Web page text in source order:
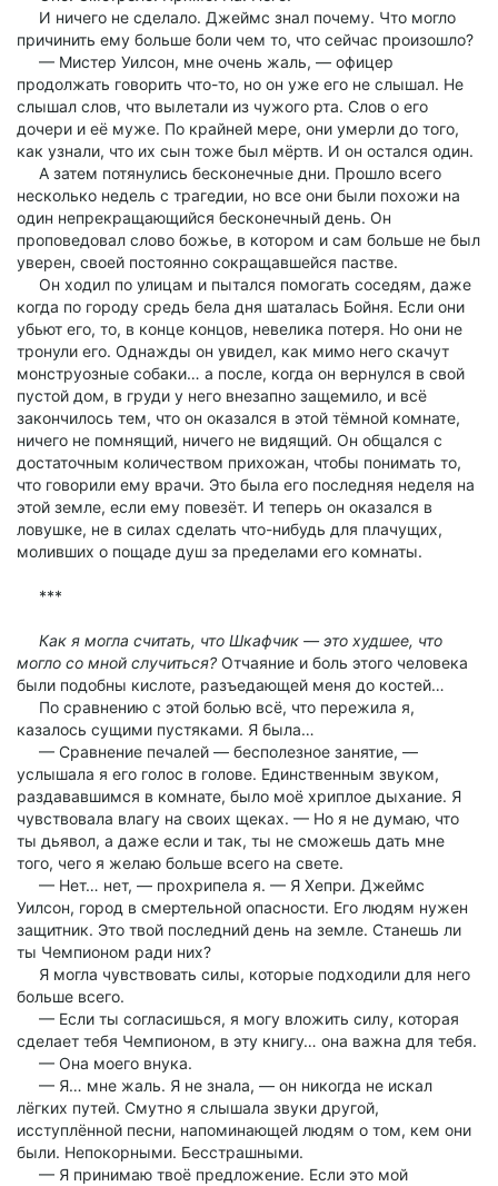
И ничего не сделало. Джеймс знал почему. Что могло
причинить ему больше боли чем то, что сейчас произошло?
— Мистер Уилсон, мне очень жаль, — офицер
продолжать говорить что-то, но он уже его не слышал. Не
слышал слов, что вылетали из чужого рта. Слов о его
дочери и её муже. По крайней мере, они умерли до того,
как узнали, что их сын тоже был мёртв. И он остался один.
А затем потянулись бесконечные дни. Прошло всего
несколько недель с трагедии, но все они были похожи на
один непрекращающийся бесконечный день. Он
проповедовал слово божье, в котором и сам больше не был
уверен, своей постоянно сокращавшейся пастве.
Он ходил по улицам и пытался помогать соседям, даже
когда по городу средь бела дня шаталась Бойня. Если они
убьют его, то, в конце концов, невелика потеря. Но они не
тронули его. Однажды он увидел, как мимо него скачут
монструозные собаки… а после, когда он вернулся в свой
пустой дом, в груди у него внезапно защемило, и всё
закончилось тем, что он оказался в этой тёмной комнате,
ничего не помнящий, ничего не видящий. Он общался с
достаточным количеством прихожан, чтобы понимать то,
что говорили ему врачи. Это была его последняя неделя на
этой земле, если ему повезёт. И теперь он оказался в
ловушке, не в силах сделать что-нибудь для плачущих,
моливших о пощаде душ за пределами его комнаты.
***
Как я могла считать, что Шкафчик — это худшее, что
могло со мной случиться? Отчаяние и боль этого человека
были подобны кислоте, разъедающей меня до костей…
По сравнению с этой болью всё, что пережила я,
казалось сущими пустяками. Я была…
— Сравнение печалей — бесполезное занятие, —
услышала я его голос в голове. Единственным звуком,
раздававшимся в комнате, было моё хриплое дыхание. Я
чувствовала влагу на своих щеках. — Но я не думаю, что
ты дьявол, а даже если и так, ты не сможешь дать мне
того, чего я желаю больше всего на свете.
— Нет… нет, — прохрипела я. — Я Хепри. Джеймс
Уилсон, город в смертельной опасности. Его людям нужен
защитник. Это твой последний день на земле. Станешь ли
ты Чемпионом ради них?
Я могла чувствовать силы, которые подходили для него
больше всего.
— Если ты согласишься, я могу вложить силу, которая
сделает тебя Чемпионом, в эту книгу… она важна для тебя.
— Она моего внука.
— Я… мне жаль. Я не знала, — он никогда не искал
лёгких путей. Смутно я слышала звуки другой,
исступлённой песни, напоминающей людям о том, кем они
были. Непокорными. Бесстрашными.
— Я принимаю твоё предложение. Если это мой